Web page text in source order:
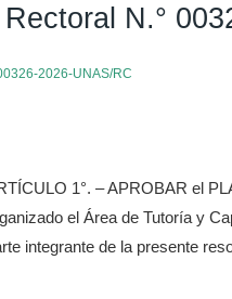
N.°
2026-UNAS/RC
1°. – APROBAR el
el Área de Tutoría y
integrante de la presente